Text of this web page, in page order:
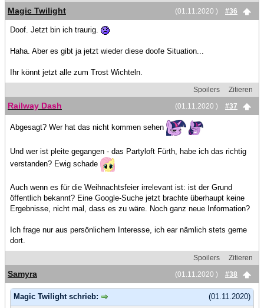
(01.11.2020 )
#36
Magic Twilight
Doof. Jetzt bin ich traurig.
Haha. Aber es gibt ja jetzt wieder diese doofe Situation...
Ihr könnt jetzt alle zum Trost Wichteln.
Spoilers
Zitieren
(01.11.2020 )
#37
Railway Dash
Abgesagt? Wer hat das nicht kommen sehen
Und wer ist pleite gegangen - das Partyloft Fürth, habe ich das richtig
verstanden? Ewig schade
Auch wenn es für die Weihnachtsfeier irrelevant ist: ist der Grund
öffentlich bekannt? Eine Google-Suche jetzt brachte überhaupt keine
Ergebnisse, nicht mal, dass es zu wäre. Noch ganz neue Information?
Ich frage nur aus persönlichem Interesse, ich ear nämlich stets gerne
dort.
Spoilers
Zitieren
(01.11.2020 )
#38
Samyra
(01.11.2020)
Magic Twilight schrieb: